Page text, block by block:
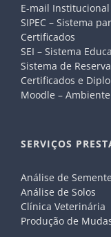
E-mail Institucional
SIPEC – Sistema
Certificados
SEI – Sistema
Sistema de Reserva
Certificados e
Moodle –
SERVIÇOS
Análise de
Análise de Solos
Clínica Veterinária
Produção de